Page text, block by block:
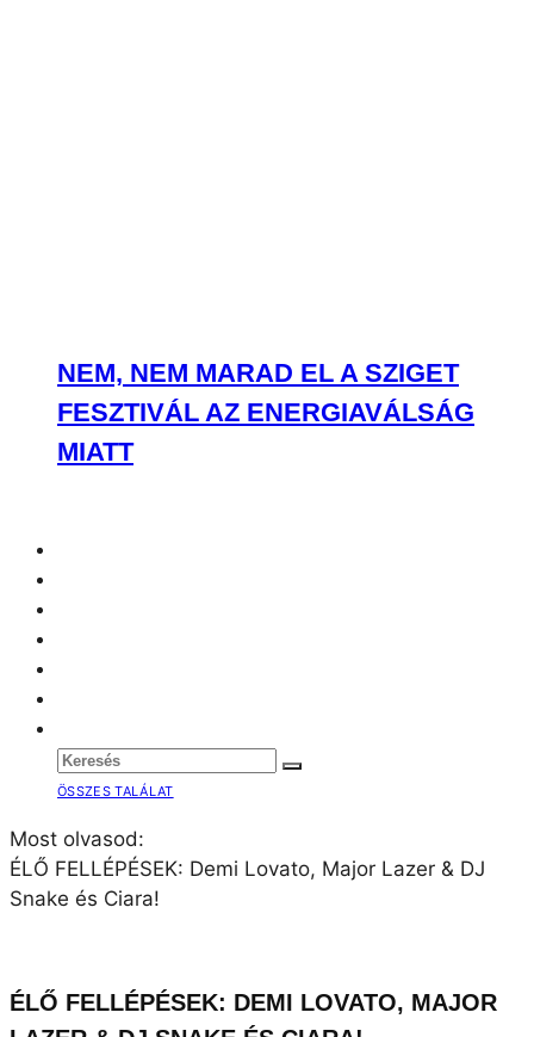
NEM, NEM MARAD EL A SZIGET
FESZTIVÁL AZ ENERGIAVÁLSÁG
MIATT
ÖSSZES TALÁLAT
Most olvasod:
ÉLŐ FELLÉPÉSEK: Demi Lovato, Major Lazer & DJ
Snake és Ciara!
ÉLŐ FELLÉPÉSEK: DEMI LOVATO, MAJOR